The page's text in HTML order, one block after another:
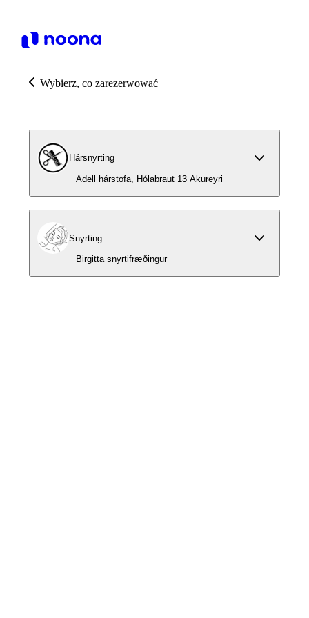
Wybierz, co zarezerwować
Hársnyrting
Adell hárstofa, Hólabraut 13 Akureyri
Snyrting
Birgitta snyrtifræðingur